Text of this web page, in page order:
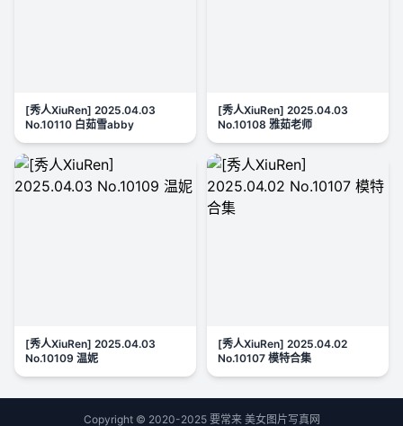
[秀人XiuRen] 2025.04.03
No.10110 白茹雪abby
[秀人XiuRen] 2025.04.03
No.10108 雅茹老师
[秀人XiuRen] 2025.04.03
No.10109 温妮
[秀人XiuRen] 2025.04.02
No.10107 模特合集
Copyright © 2020-2025 要常来 美女图片写真网